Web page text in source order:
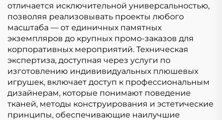
отличается исключительной универсальностью,
позволяя реализовывать проекты любого
масштаба — от единичных памятных
экземпляров до крупных промо-заказов для
корпоративных мероприятий. Техническая
экспертиза, доступная через услуги по
изготовлению индививидуальных плюшевых
игрушек, включает доступ к профессиональным
дизайнерам, которые понимают поведение
тканей, методы конструирования и эстетические
принципы, обеспечивающие наилучшие